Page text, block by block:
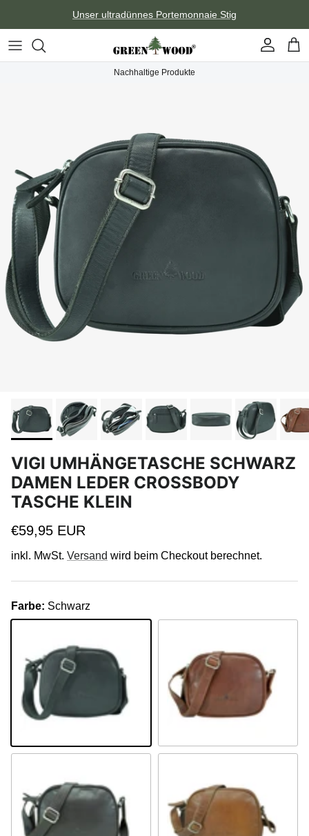
Unser ultradünnes Portemonnaie Stig
Konto
Nachhaltige Produkte
VIGI UMHÄNGETASCHE SCHWARZ
DAMEN LEDER CROSSBODY
TASCHE KLEIN
Normaler Preis
€59,95 EUR
inkl. MwSt. Versand wird beim Checkout berechnet.
Farbe: Schwarz
Schwarz Cognac
Braun Camel